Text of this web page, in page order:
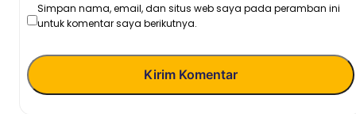
Simpan nama, email, dan situs web saya pada peramban ini
untuk komentar saya berikutnya.
Kirim Komentar